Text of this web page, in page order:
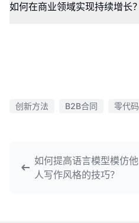
如何在商业领域实现持续增长？
创新方法 B2B合同 零代码
如何提高语言模型模仿他
人写作风格的技巧？